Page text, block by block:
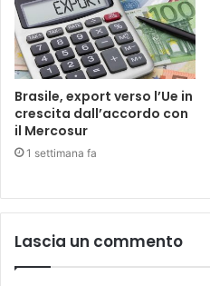
Brasile, export verso l’Ue in
crescita dall’accordo con
il Mercosur
1 settimana fa
Lascia un commento